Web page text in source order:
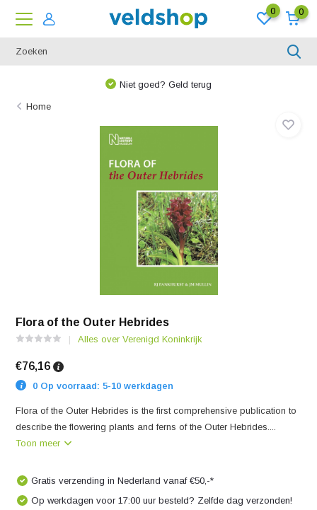
0 0
Niet goed? Geld terug
Home
Flora of the Outer Hebrides
Alles over Verenigd Koninkrijk
€76,16
0 Op voorraad: 5-10 werkdagen
Flora of the Outer Hebrides is the first comprehensive publication to
describe the flowering plants and ferns of the Outer Hebrides....
Toon meer
Gratis verzending in Nederland vanaf €50,-*
Op werkdagen voor 17:00 uur besteld? Zelfde dag verzonden!